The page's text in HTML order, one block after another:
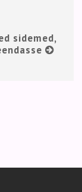
sidemed,